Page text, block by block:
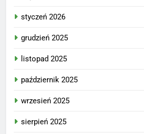
styczeń 2026
grudzień 2025
listopad 2025
październik 2025
wrzesień 2025
sierpień 2025